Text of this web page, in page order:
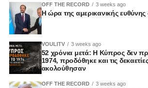
OFF THE RECORD 3 weeks ago
Η ώρα της αμερικανικής
VOULITV 3 weeks ago
52 χρόνια μετά: Η Κύπρος δεν
1974, προδόθηκε και τις
ακολούθησαν
OFF THE RECORD 3 weeks ago